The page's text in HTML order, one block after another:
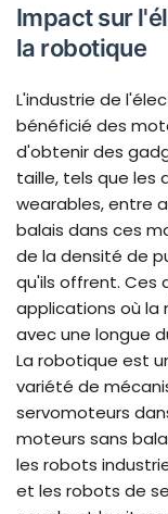
Impact sur
la robotique
L'industrie de
bénéficié des
d'obtenir des
taille, tels que les
wearables, entre
balais dans ces
de la densité de
qu'ils offrent. Ces
applications où la
avec une longue
La robotique est
variété de
servomoteurs
moteurs sans
les robots
et les robots de